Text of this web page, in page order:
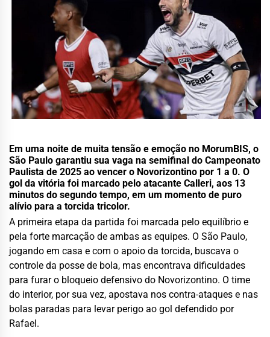
Em uma noite de muita tensão e emoção no MorumBIS, o
São Paulo garantiu sua vaga na semifinal do Campeonato
Paulista de 2025 ao vencer o Novorizontino por 1 a 0. O
gol da vitória foi marcado pelo atacante Calleri, aos 13
minutos do segundo tempo, em um momento de puro
alívio para a torcida tricolor.
A primeira etapa da partida foi marcada pelo equilíbrio e
pela forte marcação de ambas as equipes. O São Paulo,
jogando em casa e com o apoio da torcida, buscava o
controle da posse de bola, mas encontrava dificuldades
para furar o bloqueio defensivo do Novorizontino. O time
do interior, por sua vez, apostava nos contra-ataques e nas
bolas paradas para levar perigo ao gol defendido por
Rafael.